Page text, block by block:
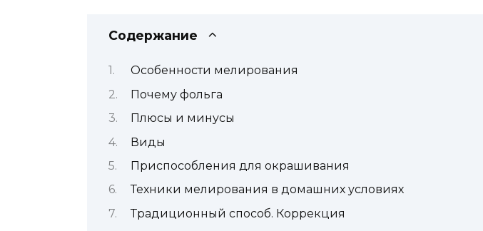
Содержание
Особенности мелирования
Почему фольга
Плюсы и минусы
Виды
Приспособления для окрашивания
Техники мелирования в домашних условиях
Традиционный способ. Коррекция